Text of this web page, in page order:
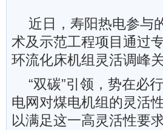
近日，寿阳热电参与
术及示范工程项目通过
环流化床机组灵活调峰
“双碳”引领，势在必
电网对煤电机组的灵活
以满足这一高灵活性要